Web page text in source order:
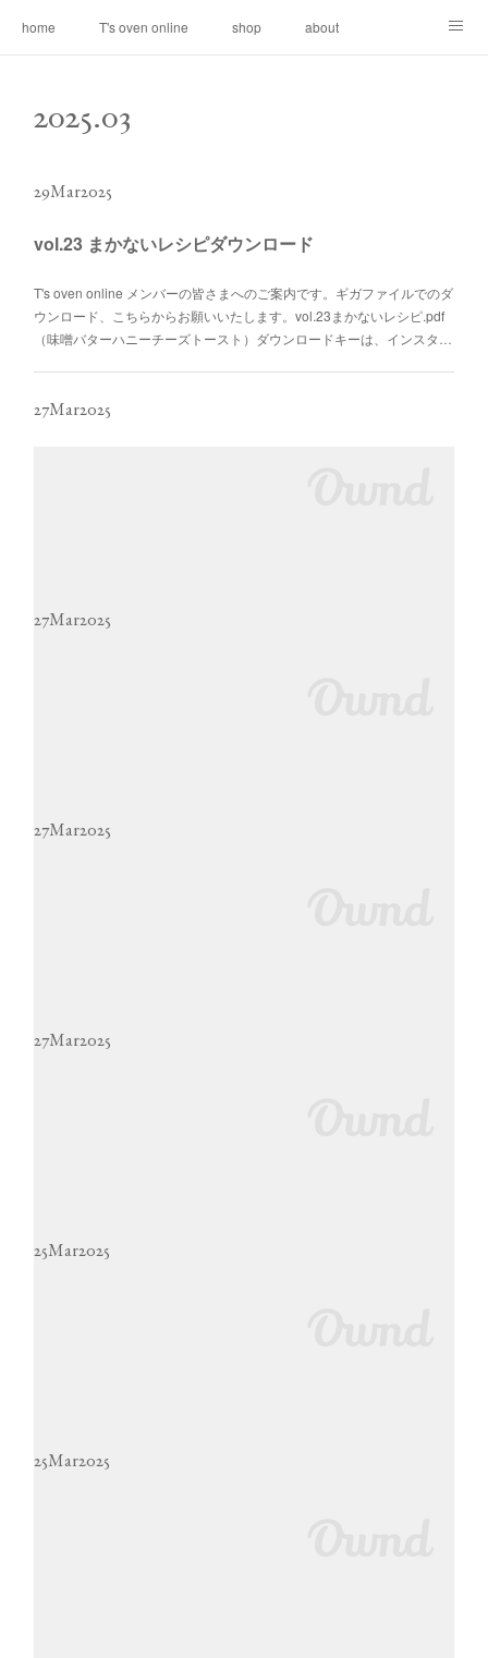
home T's oven online shop about
2025.03
29Mar2025
vol.23 まかないレシピダウンロード
T's oven online メンバーの皆さまへのご案内です。ギガファイルでのダ
ウンロード、こちらからお願いいたします。vol.23まかないレシピ.pdf
（味噌バターハニーチーズトースト）ダウンロードキーは、インスタ…
27Mar2025
27Mar2025
27Mar2025
27Mar2025
25Mar2025
25Mar2025